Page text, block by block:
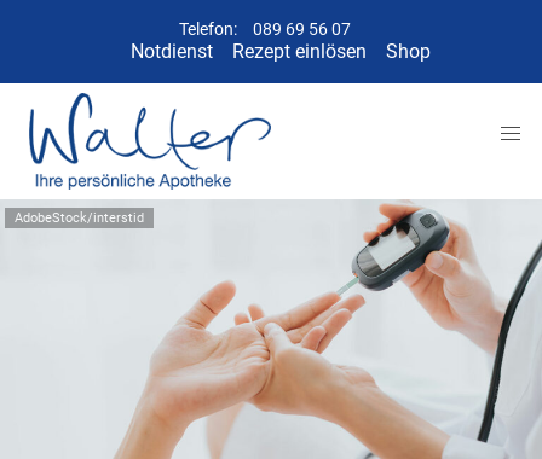
Telefon: 089 69 56 07
Notdienst Rezept einlösen Shop
AdobeStock/interstid